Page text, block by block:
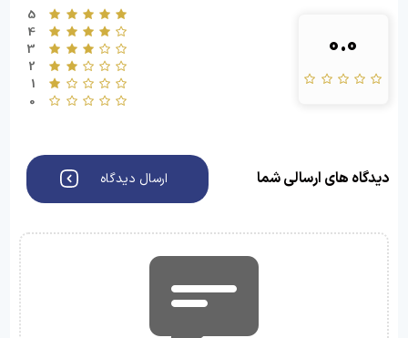
0.0
5
4
3
2
1
0
دیدگاه های ارسالی شما ارسال دیدگاه